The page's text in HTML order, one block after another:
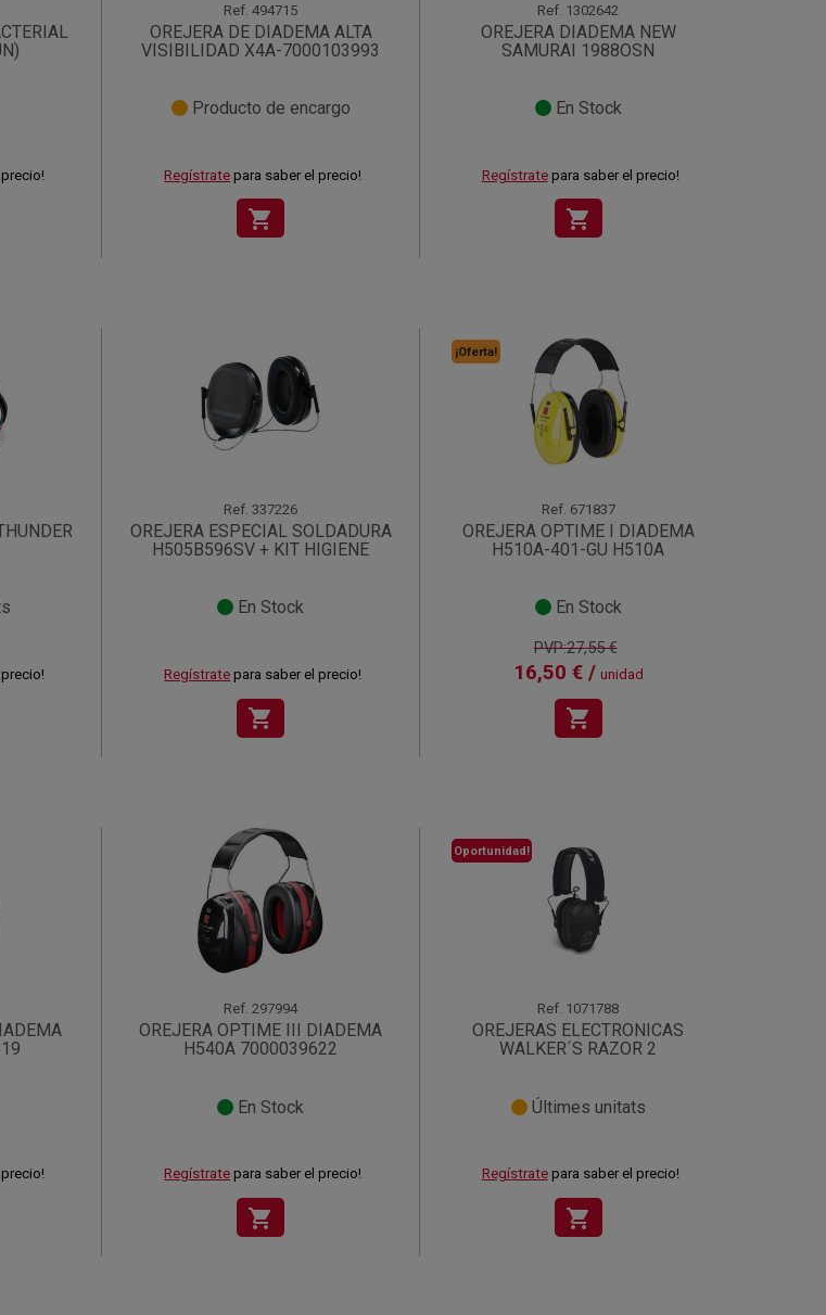
Ref. 494715
OREJERA DE DIADEMA ALTA
VISIBILIDAD X4A-7000103993
Producto de encargo
Regístrate para saber el precio!
shopping_cart
Ref. 1302642
OREJERA DIADEMA NEW
SAMURAI 1988OSN
En Stock
Regístratepara saber el precio!
shopping_cart
Ref. 337226
OREJERA ESPECIAL SOLDADURA
H505B596SV + KIT HIGIENE
En Stock
Regístrate para saber el precio!
shopping_cart
¡Oferta!
Ref. 671837
OREJERA OPTIME I DIADEMA
H510A-401-GU H510A
En Stock
PVP:27,55 €
16,50 € / unidad
shopping_cart
Ref. 297994
OREJERA OPTIME III DIADEMA
H540A 7000039622
En Stock
Regístrate para saber el precio!
shopping_cart
Oportunidad!
Ref. 1071788
OREJERAS ELECTRONICAS
WALKER´S RAZOR 2
Últimes unitats
Regístratepara saber el precio!
shopping_cart